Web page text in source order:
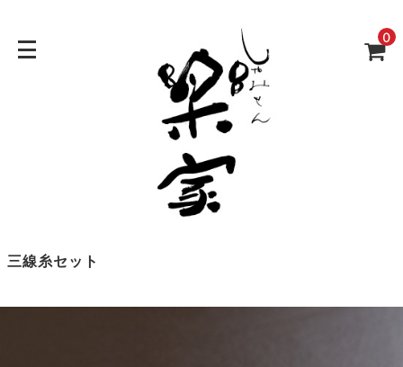
0
三線糸セット